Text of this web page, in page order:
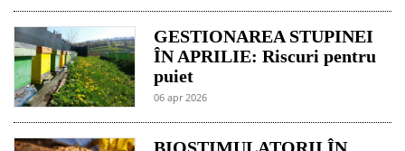
GESTIONAREA STUPINEI
ÎN APRILIE: Riscuri pentru
puiet
06 apr 2026